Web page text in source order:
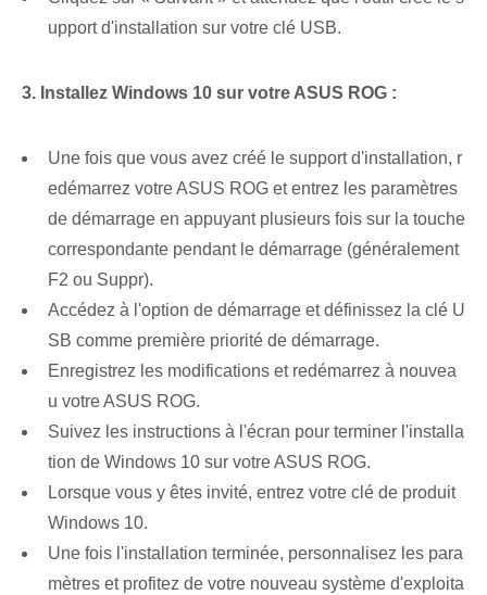
upport d'installation sur votre clé USB.
3. Installez Windows 10 sur votre ASUS ROG :
Une fois que vous avez créé⁢ le support d'installation, r
edémarrez votre ASUS ROG et entrez les paramètres
de démarrage en appuyant plusieurs fois sur la touche
correspondante pendant le démarrage (généralement
F2 ou Suppr).
Accédez à l'option de démarrage et définissez la clé U
SB comme première priorité de démarrage.
Enregistrez les modifications et redémarrez à nouvea
u votre ASUS ROG.
Suivez les instructions à l'écran pour terminer l'installa
tion de Windows 10 sur votre ASUS ⁤ROG.
Lorsque vous y êtes invité, entrez votre clé de produit
Windows 10.
Une fois l'installation terminée, personnalisez les para
mètres et profitez de votre nouveau système d'exploita